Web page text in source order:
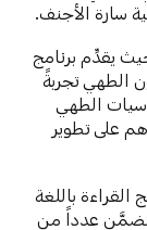
سارة الأجنف.
يقدِّم برنامج
الطهي تجربةً
الطهي
على تطوير
باللغة
عدداً من